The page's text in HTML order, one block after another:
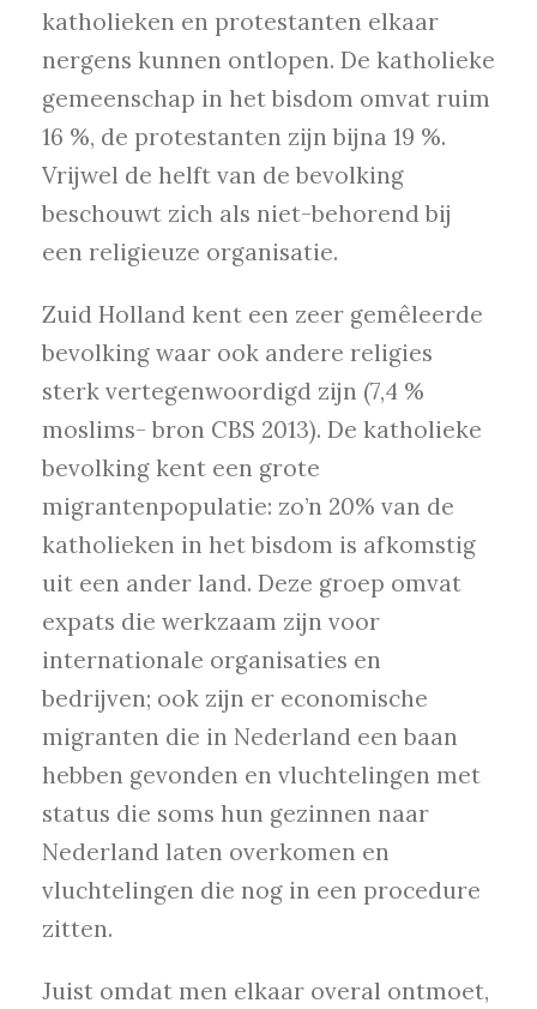
katholieken en protestanten elkaar
nergens kunnen ontlopen. De katholieke
gemeenschap in het bisdom omvat ruim
16 %, de protestanten zijn bijna 19 %.
Vrijwel de helft van de bevolking
beschouwt zich als niet-behorend bij
een religieuze organisatie.
Zuid Holland kent een zeer gemêleerde
bevolking waar ook andere religies
sterk vertegenwoordigd zijn (7,4 %
moslims- bron CBS 2013). De katholieke
bevolking kent een grote
migrantenpopulatie: zo’n 20% van de
katholieken in het bisdom is afkomstig
uit een ander land. Deze groep omvat
expats die werkzaam zijn voor
internationale organisaties en
bedrijven; ook zijn er economische
migranten die in Nederland een baan
hebben gevonden en vluchtelingen met
status die soms hun gezinnen naar
Nederland laten overkomen en
vluchtelingen die nog in een procedure
zitten.
Juist omdat men elkaar overal ontmoet,